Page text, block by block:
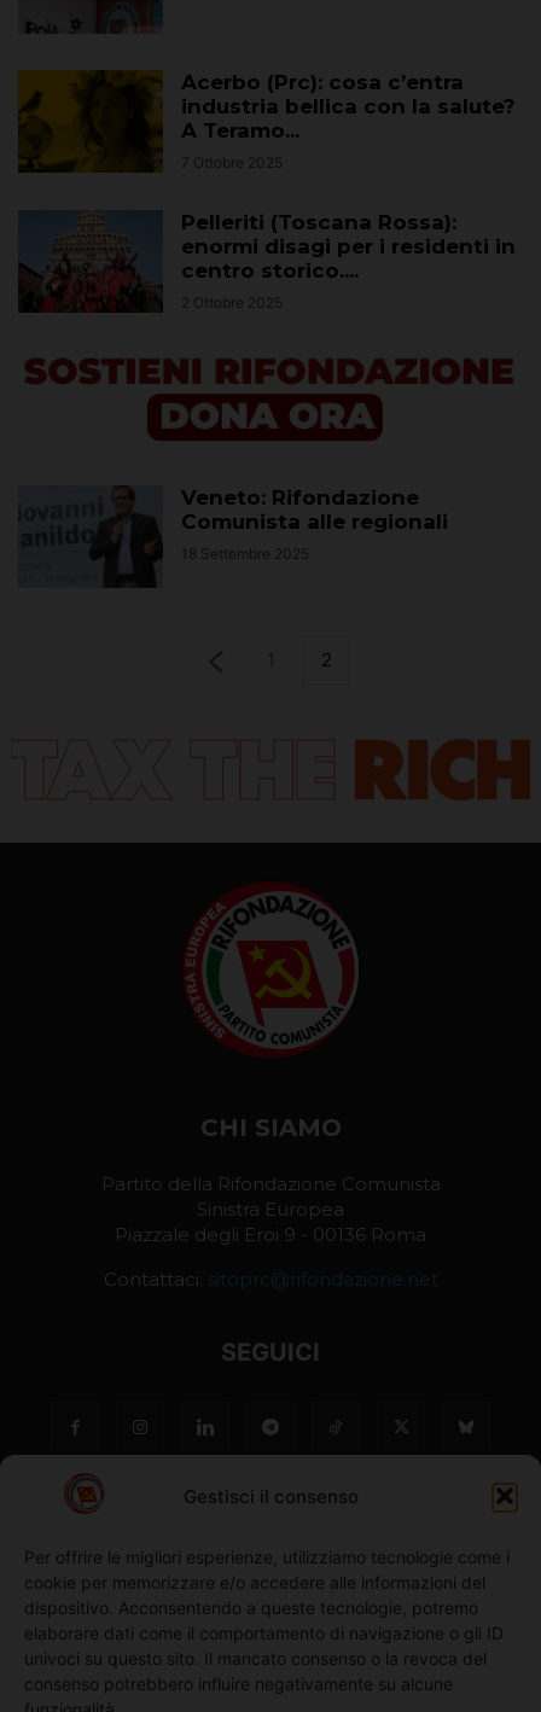
Gestisci il consenso
Per offrire le migliori esperienze, utilizziamo tecnologie come i
cookie per memorizzare e/o accedere alle informazioni del
dispositivo. Acconsentendo a queste tecnologie, potremo
elaborare dati come il comportamento di navigazione o gli ID
univoci su questo sito. Il mancato consenso o la revoca del
consenso potrebbero influire negativamente su alcune
Acerbo (Prc): cosa c’entra
industria bellica con la salute?
A Teramo...
7 Ottobre 2025
Pelleriti (Toscana Rossa):
enormi disagi per i residenti in
centro storico....
2 Ottobre 2025
Veneto: Rifondazione
Comunista alle regionali
18 Settembre 2025
2
CHI SIAMO
Partito della Rifondazione Comunista
Sinistra Europea
Piazzale degli Eroi 9 - 00136 Roma
Contattaci: sitoprc@rifondazione.net
SEGUICI
NO ©
Richiedi l'adesione